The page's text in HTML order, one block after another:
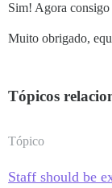
Sim! Agora
Muito obrigado,
Tópicos
Tópico
Staff should be